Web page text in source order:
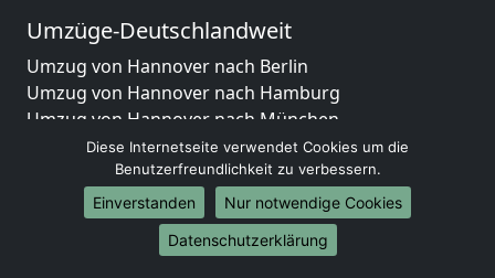
Umzüge-Deutschlandweit
Umzug von Hannover nach Berlin
Umzug von Hannover nach Hamburg
Umzug von Hannover nach München
Umzug von Hannover nach Köln
Umzug von Hannover nach Frankfurt am Main
Umzug von Hannover nach Stuttgart
Umzug von Hannover nach Düsseldorf
Umzug von Hannover nach Leipzig
Diese Internetseite verwendet Cookies um die
Benutzerfreundlichkeit zu verbessern.
Einverstanden
Nur notwendige Cookies
Datenschutzerklärung